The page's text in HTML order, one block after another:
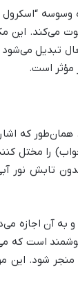
وسوسه “اسکرول
می‌کند. این
تبدیل
مؤثر است.
همان‌طور که
را مختل
تابش نور
به آن اجازه
است که
شود. این